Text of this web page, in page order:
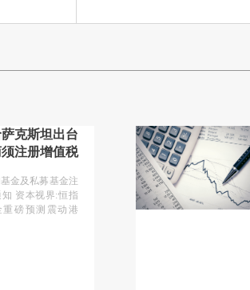
萨克斯坦出台
注册增值税
金及私募基金注
资本视界:恒指
磅预测震动港